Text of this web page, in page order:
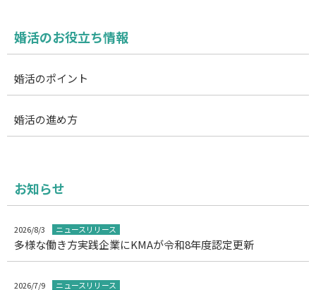
婚活のお役立ち情報
婚活のポイント
婚活の進め方
お知らせ
2026/8/3 ニュースリリース
多様な働き方実践企業にKMAが令和8年度認定更新
2026/7/9 ニュースリリース